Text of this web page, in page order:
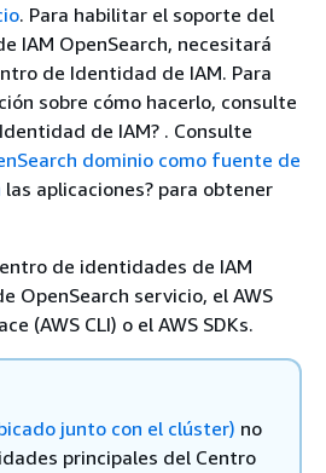
. Para habilitar el soporte del
IAM OpenSearch, necesitará
de Identidad de IAM. Para
sobre cómo hacerlo, consulte
de IAM? . Consulte
dominio como fuente de
las aplicaciones? para obtener
de identidades de IAM
OpenSearch servicio, el AWS
(AWS CLI) o el AWS SDKs.
junto con el clúster) no
principales del Centro